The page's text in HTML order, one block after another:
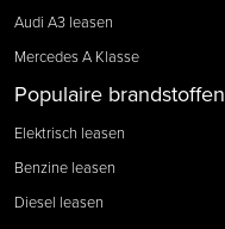
Audi A3 leasen
Mercedes A Klasse
Populaire brandstoffen
Elektrisch leasen
Benzine leasen
Diesel leasen